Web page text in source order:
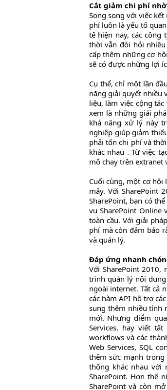
Cắt giảm chi phí
Song song với việc
phí luôn là yếu tố
tế hiện nay, các công
thời vẫn đòi hỏi
cấp thêm những cơ
sẽ có được những lợi
Cụ thể, chỉ một lần
năng giải quyết nhiều
liệu, làm việc cộng
xem là những giải
khả năng xử lý này
nghiệp giúp giảm
phải tốn chi phí và
khác nhau . Từ việc
mô chạy trên extranet
Cuối cùng, một cơ
mây. Với SharePoint
SharePoint, bạn có
vụ SharePoint
toàn cầu. Với giải
phí mà còn đảm bảo
và quản lý.
Đáp ứng nhanh
Với SharePoint
trình quản lý nội
ngoài internet. Tất cả
các hàm API hỗ trợ
sung thêm nhiều tính
mới. Nhưng điểm
Services, hay viết
workflows và các
Web Services, SQL
thêm sức mạnh
thống khác nhau với
SharePoint. Hơn thế
SharePoint và còn